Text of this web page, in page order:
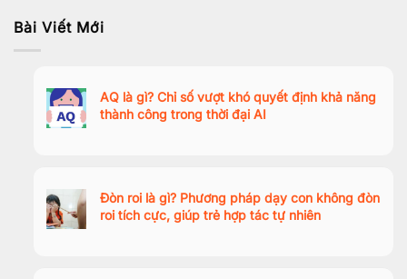
Bài Viết Mới
AQ là gì? Chỉ số vượt khó quyết định khả năng
thành công trong thời đại AI
Đòn roi là gì? Phương pháp dạy con không đòn
roi tích cực, giúp trẻ hợp tác tự nhiên